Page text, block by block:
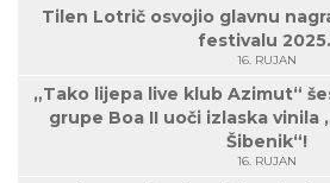
Tilen Lotrič osvojio glavnu
festivalu
16. RUJAN
„Tako lijepa live klub Azimut“
grupe Boa II uoči izlaska vinila
Šibenik“!
16. RUJAN